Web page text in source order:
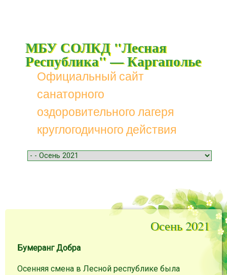
МБУ СОЛКД "Лесная
Республика" — Каргаполье
Официальный сайт
санаторного
оздоровительного лагеря
круглогодичного действия
Menu
Skip to content
Осень 2021
Бумеранг Добра
Осенняя смена в Лесной республике была